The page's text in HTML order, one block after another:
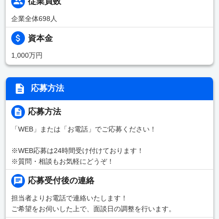
企業全体698人
資本金
1,000万円
応募方法
応募方法
「WEB」または「お電話」でご応募ください！
※WEB応募は24時間受け付けております！
※質問・相談もお気軽にどうぞ！
応募受付後の連絡
担当者よりお電話で連絡いたします！
ご希望をお伺いした上で、面談日の調整を行います。